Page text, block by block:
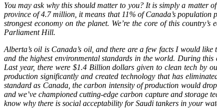
You may ask why this should matter to you? It is simply a matter
province of 4.7 million, it means that 11% of Canada’s
strongest economy on the planet. We’re the core of this
Parliament Hill.
Alberta’s oil is Canada’s oil, and there are a few facts I would
and the highest environmental standards in the world. During
Last year, there were $1.4 Billion dollars given to clean tech by
production significantly and created technology that has
standard as Canada, the carbon intensity of production would
and we’ve championed cutting-edge carbon capture and storage
know why there is social acceptability for Saudi tankers in your